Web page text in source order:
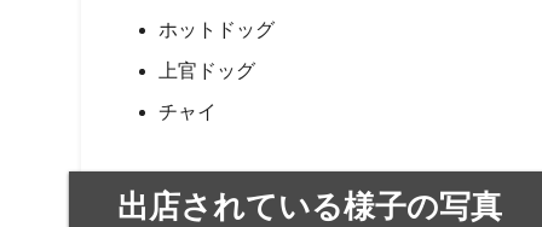
ホットドッグ
上官ドッグ
チャイ
出店されている様子の写真